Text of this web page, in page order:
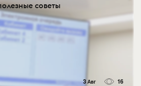
советы
3 Авг 16